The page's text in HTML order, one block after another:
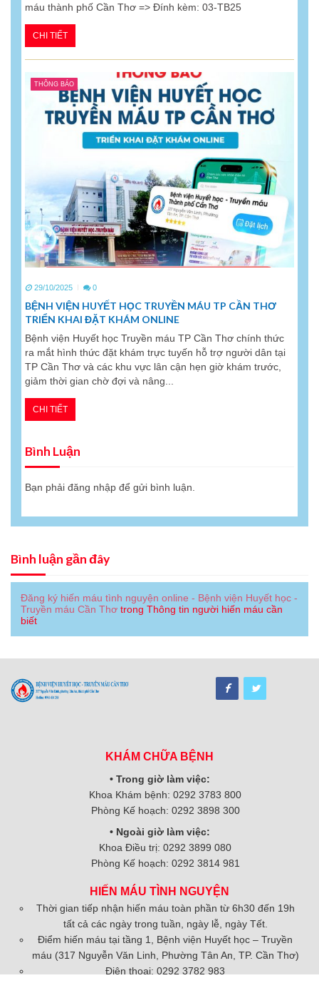
máu thành phố Cần Thơ => Đính kèm: 03-TB25
CHI TIẾT
THÔNG BÁO
29/10/2025 0
BỆNH VIỆN HUYẾT HỌC TRUYỀN MÁU TP CẦN THƠ
TRIỂN KHAI ĐẶT KHÁM ONLINE
Bệnh viện Huyết học Truyền máu TP Cần Thơ chính thức
ra mắt hình thức đặt khám trực tuyến hỗ trợ người dân tại
TP Cần Thơ và các khu vực lân cận hẹn giờ khám trước,
giảm thời gian chờ đợi và nâng...
CHI TIẾT
Bình Luận
Bạn phải đăng nhập để gửi bình luận.
Bình luận gần đây
Đăng ký hiến máu tình nguyện online - Bệnh viện Huyết học -
Truyền máu Cần Thơ trong Thông tin người hiến máu cần
biết
KHÁM CHỮA BỆNH
• Trong giờ làm việc:
Khoa Khám bệnh: 0292 3783 800
Phòng Kế hoạch: 0292 3898 300
• Ngoài giờ làm việc:
Khoa Điều trị: 0292 3899 080
Phòng Kế hoạch: 0292 3814 981
HIẾN MÁU TÌNH NGUYỆN
Thời gian tiếp nhận hiến máu toàn phần từ 6h30 đến 19h
tất cả các ngày trong tuần, ngày lễ, ngày Tết.
Điểm hiến máu tại tầng 1, Bệnh viện Huyết học – Truyền
máu (317 Nguyễn Văn Linh, Phường Tân An, TP. Cần Thơ)
Điện thoại: 0292 3782 983